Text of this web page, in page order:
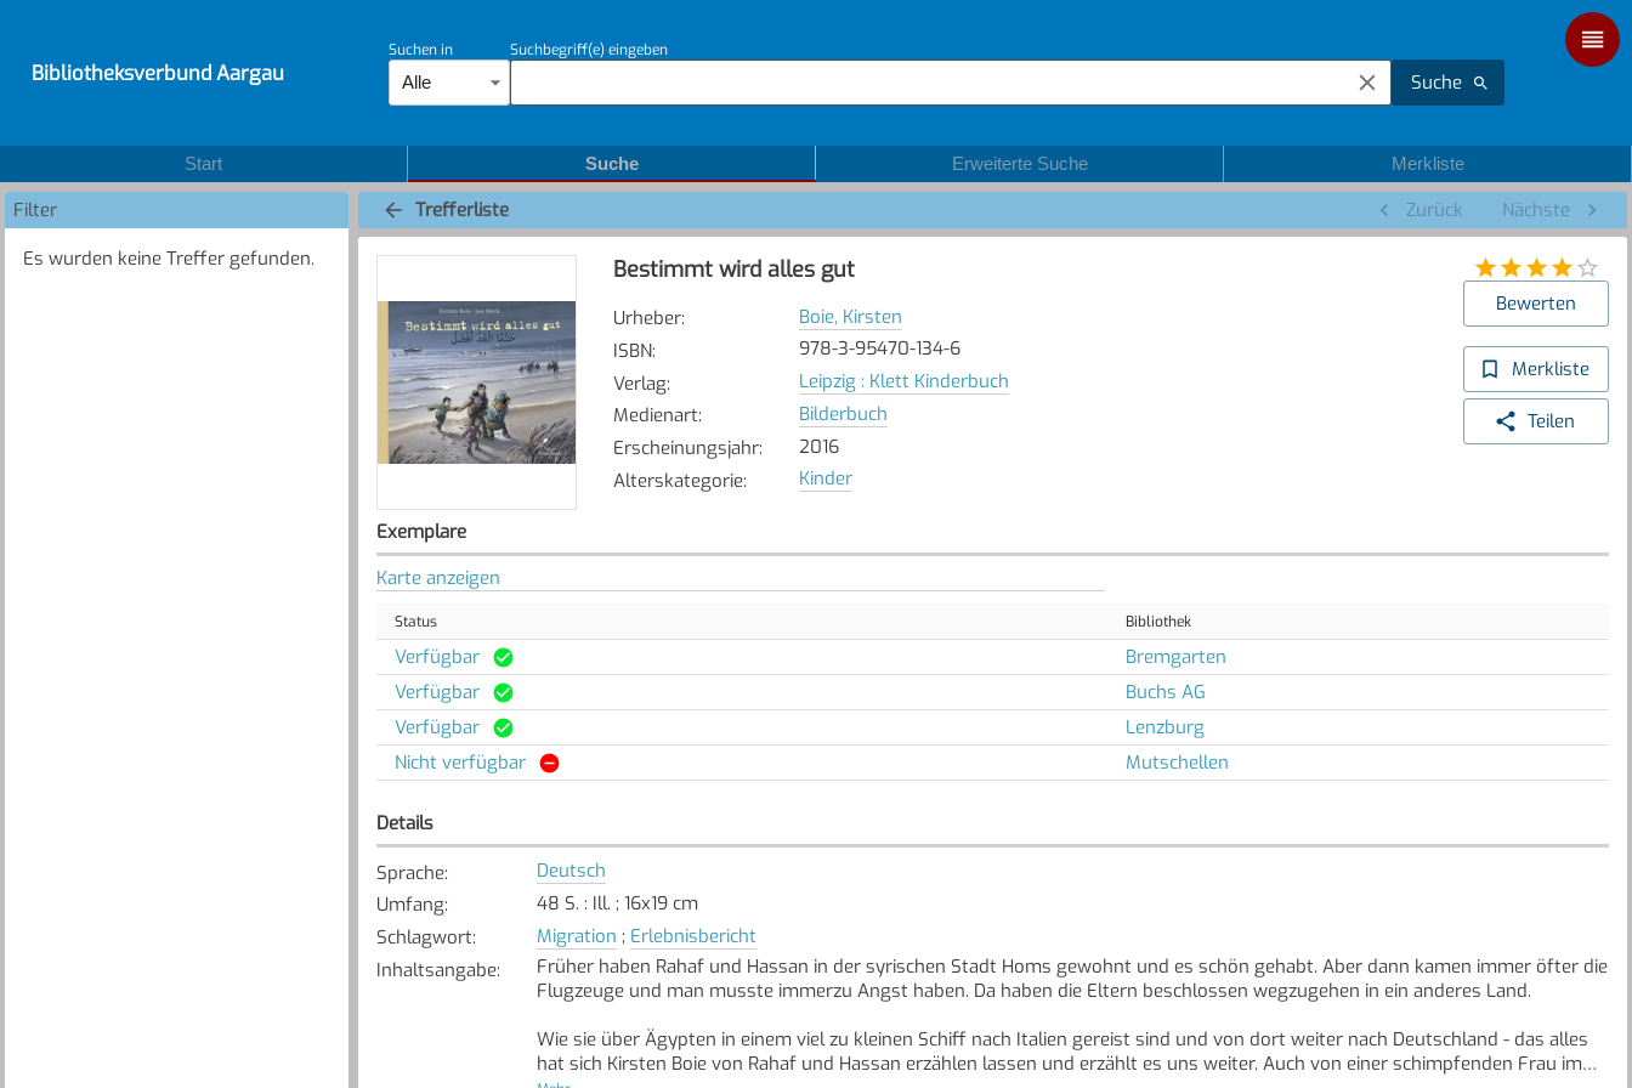
Bibliotheksverbund Aargau
Suchen in
Alle
Suchbegriff(e) eingeben
Suche
Start Suche Erweiterte Suche Merkliste
Filter
Es wurden keine Treffer gefunden.
Trefferliste Zurück Nächste
Bestimmt wird alles gut
Urheber:
Boie, Kirsten
ISBN:
978-3-95470-134-6
Verlag:
Leipzig : Klett Kinderbuch
Medienart:
Bilderbuch
Erscheinungsjahr:
2016
Alterskategorie: Kinder
Bewerten
Merkliste
Teilen
Exemplare
Karte anzeigen
Status Bibliothek
Verfügbar
Bremgarten
Verfügbar
Buchs AG
Verfügbar
Lenzburg
Nicht verfügbar
Mutschellen
Details
Sprache:
Deutsch
Umfang:
48 S. : Ill. ; 16x19 cm
Schlagwort: Migration ; Erlebnisbericht
Inhaltsangabe:
Früher haben Rahaf und Hassan in der syrischen Stadt Homs gewohnt und es schön gehabt. Aber dann kamen immer öfter die
Flugzeuge und man musste immerzu Angst haben. Da haben die Eltern beschlossen wegzugehen in ein anderes Land.
Wie sie über Ägypten in einem viel zu kleinen Schiff nach Italien gereist sind und von dort weiter nach Deutschland - das alles
hat sich Kirsten Boie von Rahaf und Hassan erzählen lassen und erzählt es uns weiter. Auch von einer schimpfenden Frau im